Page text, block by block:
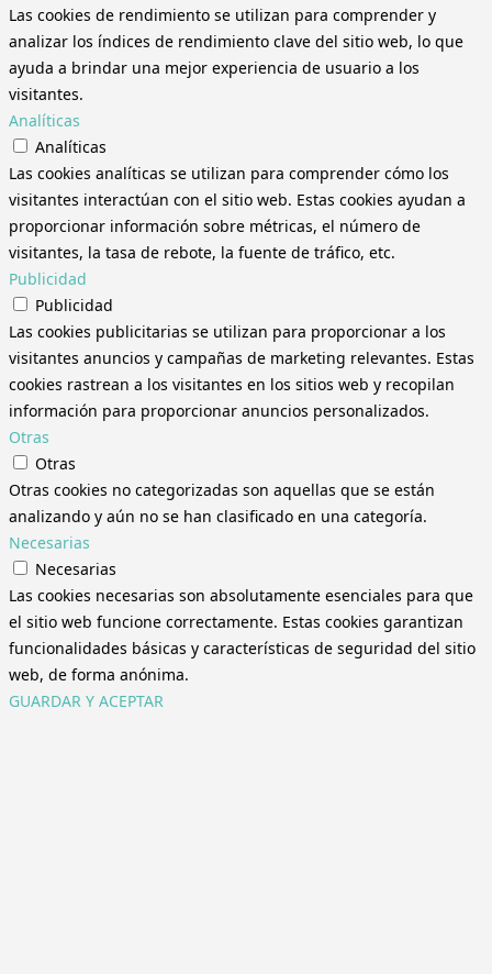
Las cookies de rendimiento se utilizan para comprender y
analizar los índices de rendimiento clave del sitio web, lo que
ayuda a brindar una mejor experiencia de usuario a los
visitantes.
Analíticas
Analíticas
Las cookies analíticas se utilizan para comprender cómo los
visitantes interactúan con el sitio web. Estas cookies ayudan a
proporcionar información sobre métricas, el número de
visitantes, la tasa de rebote, la fuente de tráfico, etc.
Publicidad
Publicidad
Las cookies publicitarias se utilizan para proporcionar a los
visitantes anuncios y campañas de marketing relevantes. Estas
cookies rastrean a los visitantes en los sitios web y recopilan
información para proporcionar anuncios personalizados.
Otras
Otras
Otras cookies no categorizadas son aquellas que se están
analizando y aún no se han clasificado en una categoría.
Necesarias
Necesarias
Las cookies necesarias son absolutamente esenciales para que
el sitio web funcione correctamente. Estas cookies garantizan
funcionalidades básicas y características de seguridad del sitio
web, de forma anónima.
GUARDAR Y ACEPTAR